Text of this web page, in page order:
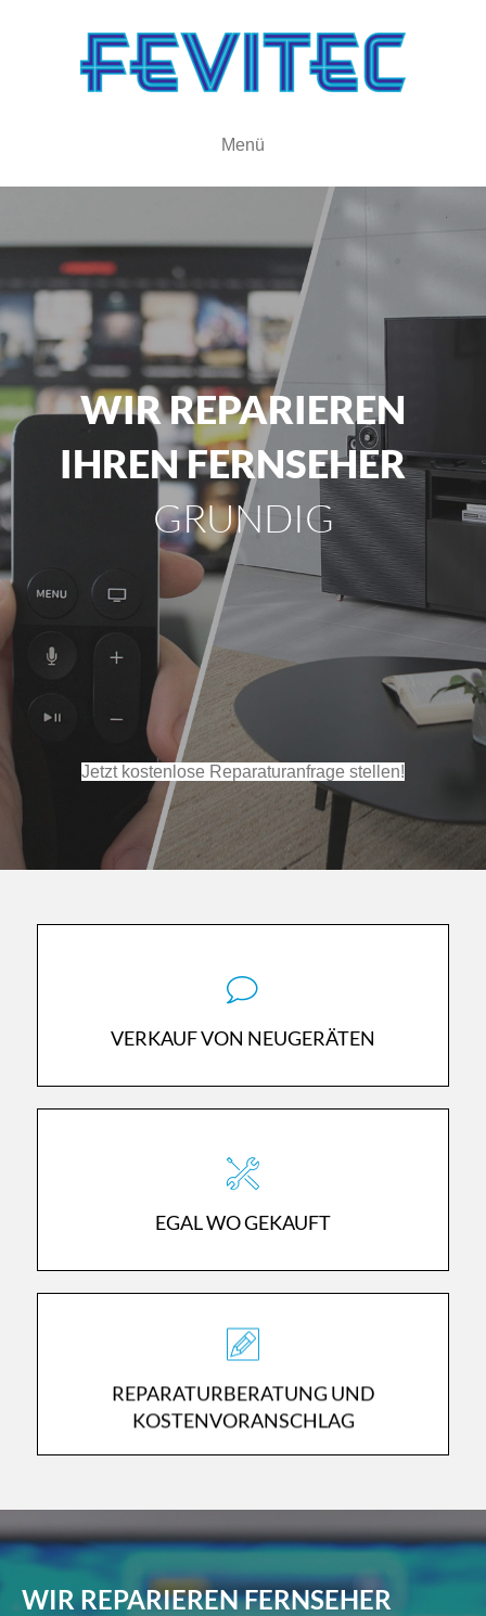
Menü
WIR REPARIEREN
IHREN FERNSEHER
Jetzt kostenlose Reparaturanfrage stellen!
VERKAUF VON NEUGERÄTEN
FERNSEHER FÜR DIE ÄLTERE
GENERATION
FERNSEHER MIT EINFACHER BEDIENUNG, BESTEM
EGAL WO GEKAUFT
WIR REPARIEREN IHR GERÄT SCHNELL UND
REPARATURBERATUNG UND
KOSTENVORANSCHLAG
AUF WUNSCH ERSTELLEN WIR IHNEN EINEN
FERNSEHER.
WIR REPARIEREN FERNSEHER